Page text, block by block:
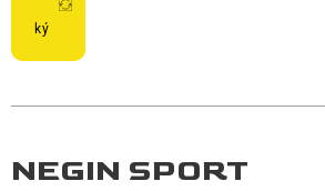
ký
NEGIN SPORT